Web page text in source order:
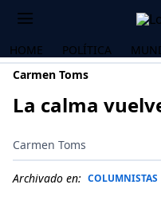
HOME POLÍTICA
Carmen Toms
La calma
Carmen Toms
Archivado en: COLUMNISTAS